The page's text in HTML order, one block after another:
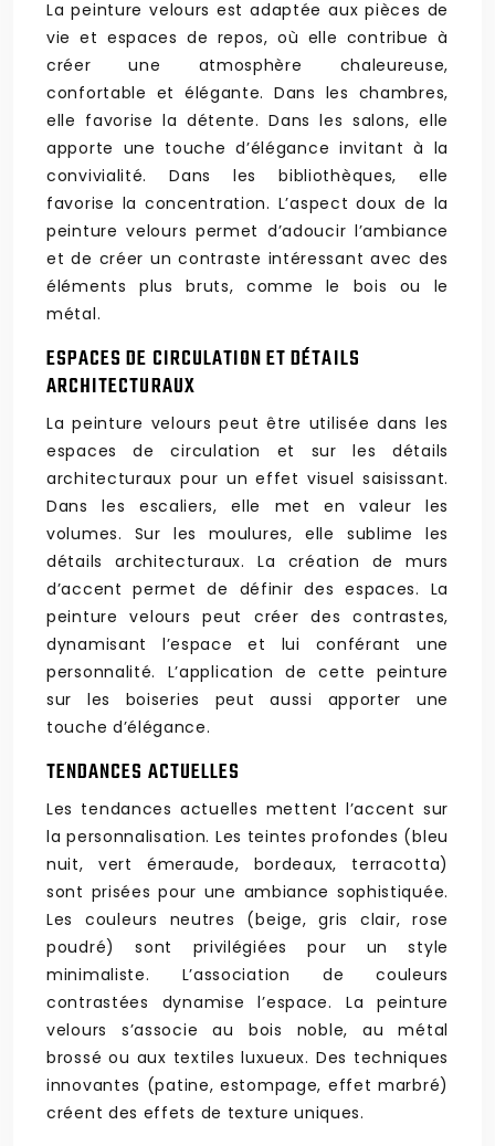
La peinture velours est adaptée aux pièces de
vie et espaces de repos, où elle contribue à
créer une atmosphère chaleureuse,
confortable et élégante. Dans les chambres,
elle favorise la détente. Dans les salons, elle
apporte une touche d’élégance invitant à la
convivialité. Dans les bibliothèques, elle
favorise la concentration. L’aspect doux de la
peinture velours permet d’adoucir l’ambiance
et de créer un contraste intéressant avec des
éléments plus bruts, comme le bois ou le
métal.
ESPACES DE CIRCULATION ET DÉTAILS
ARCHITECTURAUX
La peinture velours peut être utilisée dans les
espaces de circulation et sur les détails
architecturaux pour un effet visuel saisissant.
Dans les escaliers, elle met en valeur les
volumes. Sur les moulures, elle sublime les
détails architecturaux. La création de murs
d’accent permet de définir des espaces. La
peinture velours peut créer des contrastes,
dynamisant l’espace et lui conférant une
personnalité. L’application de cette peinture
sur les boiseries peut aussi apporter une
touche d’élégance.
TENDANCES ACTUELLES
Les tendances actuelles mettent l’accent sur
la personnalisation. Les teintes profondes (bleu
nuit, vert émeraude, bordeaux, terracotta)
sont prisées pour une ambiance sophistiquée.
Les couleurs neutres (beige, gris clair, rose
poudré) sont privilégiées pour un style
minimaliste. L’association de couleurs
contrastées dynamise l’espace. La peinture
velours s’associe au bois noble, au métal
brossé ou aux textiles luxueux. Des techniques
innovantes (patine, estompage, effet marbré)
créent des effets de texture uniques.